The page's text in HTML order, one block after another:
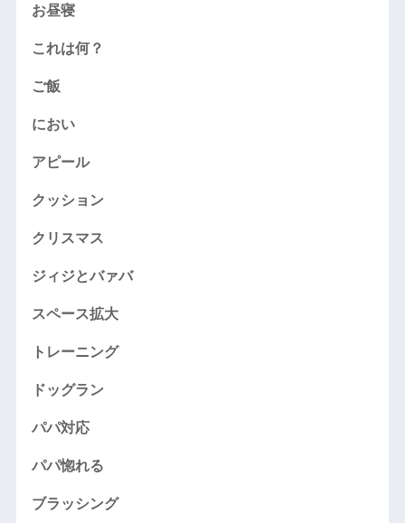
お昼寝
これは何？
ご飯
におい
アピール
クッション
クリスマス
ジィジとバァバ
スペース拡大
トレーニング
ドッグラン
パパ対応
パパ惚れる
ブラッシング